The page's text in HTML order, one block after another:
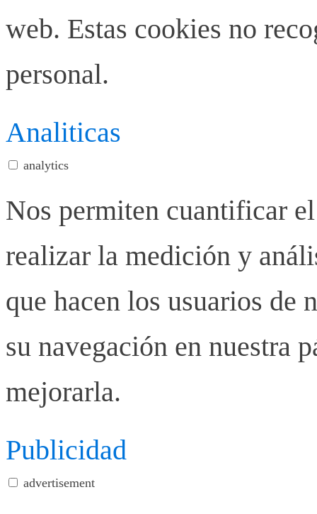
web. Estas cookies no
personal.
Analiticas
analytics
Nos permiten cuantificar
realizar la medición y
que hacen los usuarios de
su navegación en nuestra
mejorarla.
Publicidad
advertisement